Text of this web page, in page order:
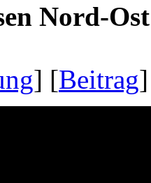
Nord-
] [Beitrag